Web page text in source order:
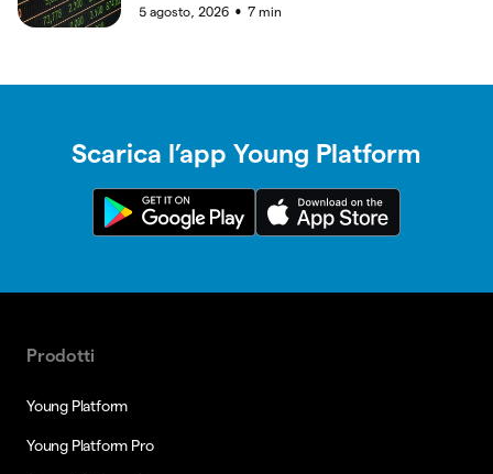
5 agosto, 2026 ● 7 min
Scarica l’app Young Platform
Prodotti
Young Platform
Young Platform Pro